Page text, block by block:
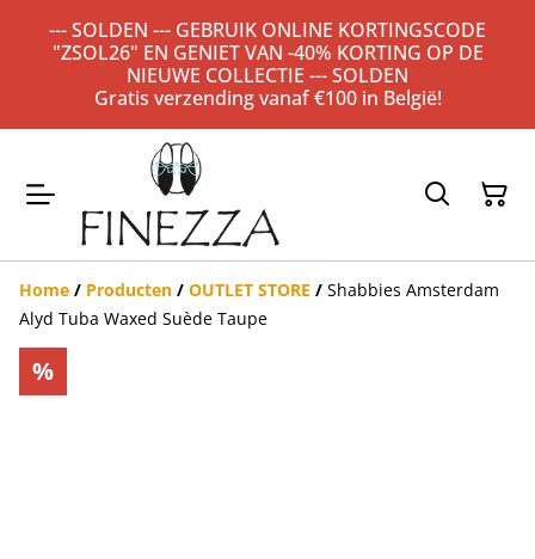
--- SOLDEN --- GEBRUIK ONLINE KORTINGSCODE
"ZSOL26" EN GENIET VAN -40% KORTING OP DE
NIEUWE COLLECTIE --- SOLDEN
Gratis verzending vanaf €100 in België!
Home / Producten / OUTLET STORE / Shabbies Amsterdam
Alyd Tuba Waxed Suède Taupe
%